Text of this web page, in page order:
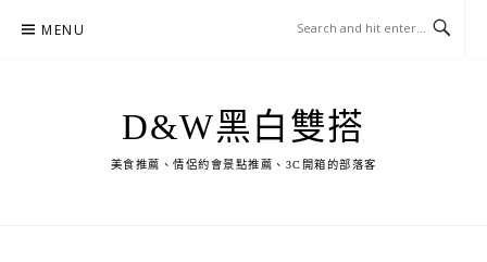
MENU
D&W黑白雙搭
美食推薦、情侶約會景點推薦、3C開箱的部落客